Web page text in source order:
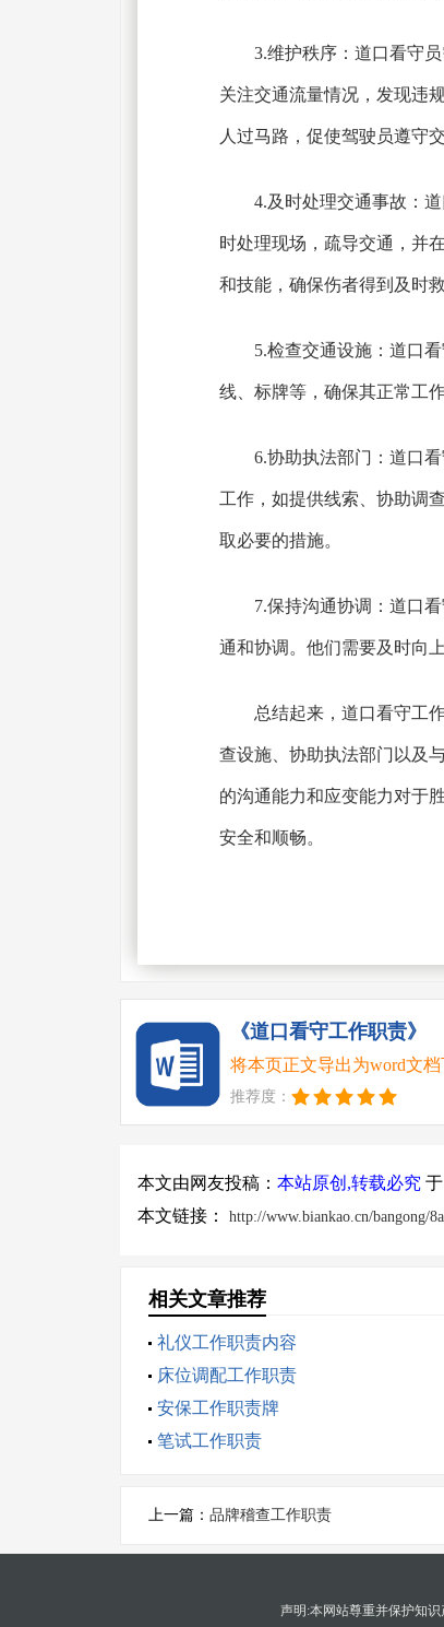
3.维护秩序：道口看守
关注交通流量情况，发现违
人过马路，促使驾驶员遵守交
4.及时处理交通事故：
时处理现场，疏导交通，并
和技能，确保伤者得到及时救
5.检查交通设施：道口
线、标牌等，确保其正常工
6.协助执法部门：道口
工作，如提供线索、协助调
取必要的措施。
7.保持沟通协调：道口
通和协调。他们需要及时向
总结起来，道口看守工
查设施、协助执法部门以及
的沟通能力和应变能力对于
安全和顺畅。
《道口看守工作职责》
将本页正文导出为word文
推荐度：
本文由网友投稿： 本站原创,转载必究
本文链接： http://www.biankao.cn/bangong/
相关文章推荐
礼仪工作职责内容
床位调配工作职责
安保工作职责牌
笔试工作职责
上一篇： 品牌稽查工作职责
声明:本网站尊重并保护知